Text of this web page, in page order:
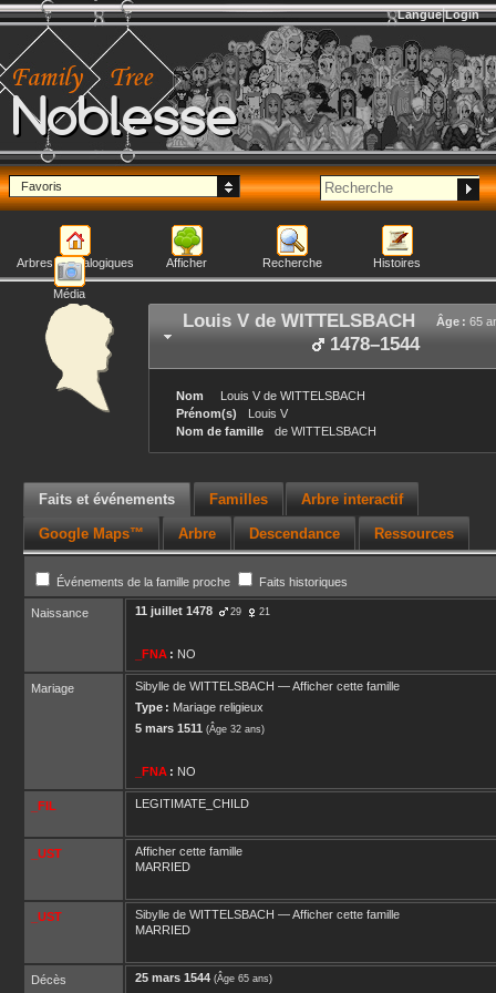
Noblesse
Langue Login
Favoris
Arbres généalogiques Afficher Recherche Histoires
Média
Louis V de WITTELSBACH Âge : 65
1478–1544
Nom Louis V de WITTELSBACH
Prénom(s)
Louis V
Nom de famille
de WITTELSBACH
Faits et événements Familles Arbre interactif
Google Maps™ Arbre Descendance Ressources
Événements de la famille proche Faits historiques
Naissance 11 juillet 1478 29 21
_FNA : NO
Mariage Sibylle de WITTELSBACH —Afficher cette famille
Type : Mariage religieux
5 mars 1511 (Âge 32 ans)
_FNA : NO
_FIL LEGITIMATE_CHILD
_UST
Afficher cette famille
MARRIED
_UST Sibylle de WITTELSBACH —Afficher cette famille
MARRIED
Décès 25 mars 1544 (Âge 65 ans)